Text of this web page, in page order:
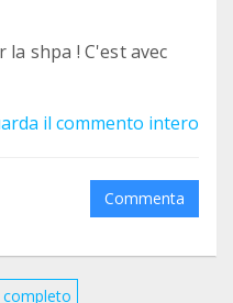
shpa ! C'est avec
il commento intero
Commenta